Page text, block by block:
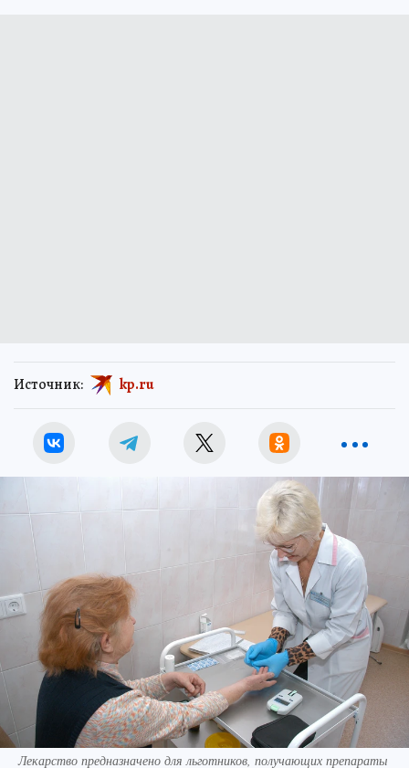
Источник: kp.ru
Лекарство предназначено для льготников, получающих препараты